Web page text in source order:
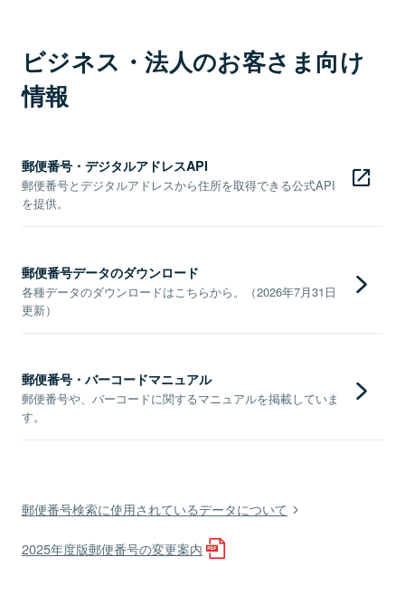
ビジネス・法人のお客さま向け
情報
郵便番号・デジタルアドレスAPI
郵便番号とデジタルアドレスから住所を取得できる公式API
を提供。
郵便番号データのダウンロード
各種データのダウンロードはこちらから。（2026年7月31日
更新）
郵便番号・バーコードマニュアル
郵便番号や、バーコードに関するマニュアルを掲載していま
す。
郵便番号検索に使用されているデータについて
2025年度版郵便番号の変更案内